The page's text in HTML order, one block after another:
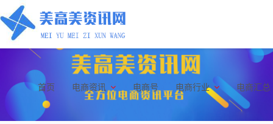
首页 电商资讯 电商号 电商行业 电商汇总